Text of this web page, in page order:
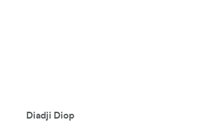
Diadji Diop